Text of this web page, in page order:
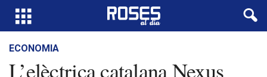
ECONOMIA
L’elèctrica catalana Nexus